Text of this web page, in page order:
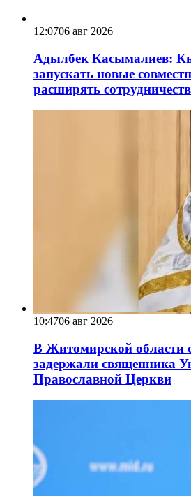
12:0706 авг 2026
Адылбек Касымалиев:
запускать новые
расширять
10:4706 авг 2026
В Житомирской области
задержали священника
Православной Церкви